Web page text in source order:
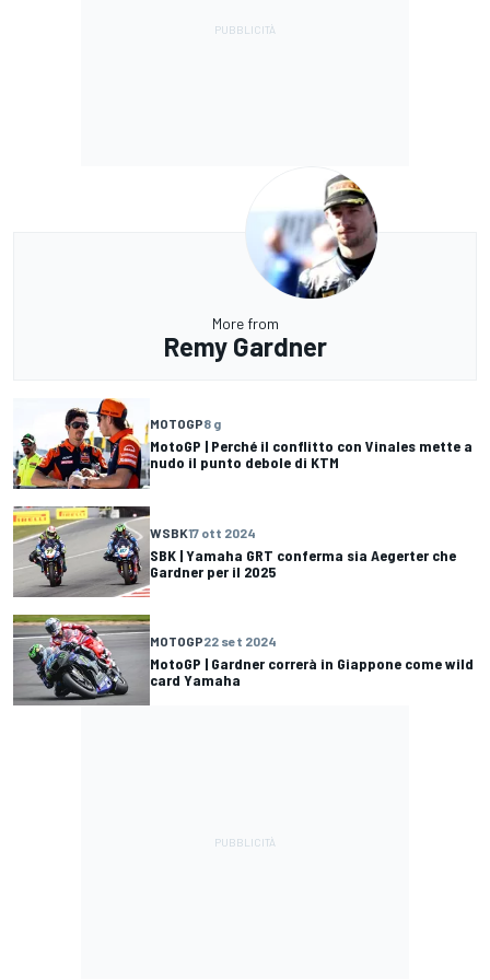
More from
Remy Gardner
MOTOGP8 g
MotoGP | Perché il conflitto con Vinales mette a
nudo il punto debole di KTM
WSBK17 ott 2024
SBK | Yamaha GRT conferma sia Aegerter che
Gardner per il 2025
MOTOGP22 set 2024
MotoGP | Gardner correrà in Giappone come wild
card Yamaha